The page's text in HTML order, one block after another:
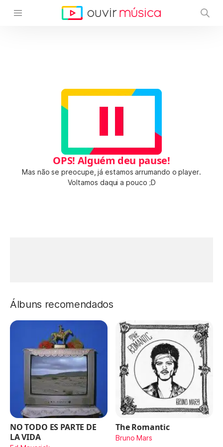
OPS! Alguém deu pause!
Mas não se preocupe, já estamos arrumando o player.
Voltamos daqui a pouco ;D
Álbuns recomendados
NO TODO ES PARTE DE
LA VIDA
The Romantic
Bruno Mars